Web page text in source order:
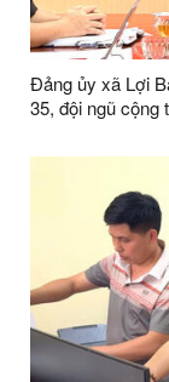
Đảng ủy xã Lợi
35, đội ngũ cộng